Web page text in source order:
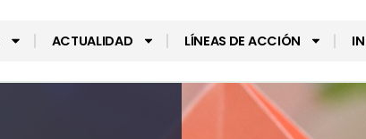
ACTUALIDAD LÍNEAS DE ACCIÓN